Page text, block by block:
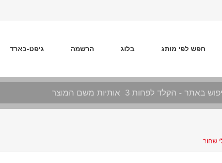
חפש לפי מותג בלוג הרשמה גיפט-כארד
שחור